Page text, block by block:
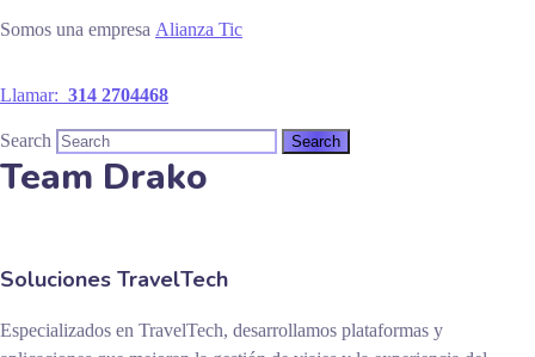
Somos una empresa Alianza Tic
Llamar: 314 2704468
Search
Team Drako
Soluciones TravelTech
Especializados en TravelTech, desarrollamos plataformas y